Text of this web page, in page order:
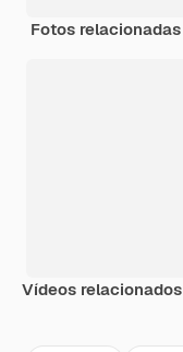
Fotos relacionadas
Vídeos relacionados